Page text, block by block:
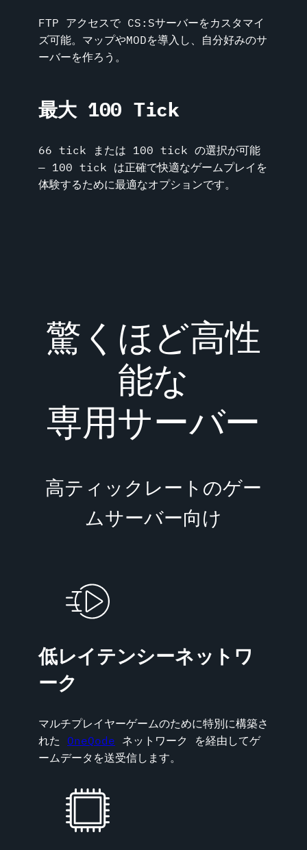
FTP アクセスで CS:Sサーバーをカスタマイ
ズ可能。マップやMODを導入し、自分好みのサ
ーバーを作ろう。
最大 100 Tick
66 tick または 100 tick の選択が可能
― 100 tick は正確で快適なゲームプレイを
体験するために最適なオプションです。
驚くほど高性
能な
専用サーバー
高ティックレートのゲー
ムサーバー向け
低レイテンシーネットワ
ーク
マルチプレイヤーゲームのために特別に構築さ
れた OneQode ネットワーク を経由してゲ
ームデータを送受信します。